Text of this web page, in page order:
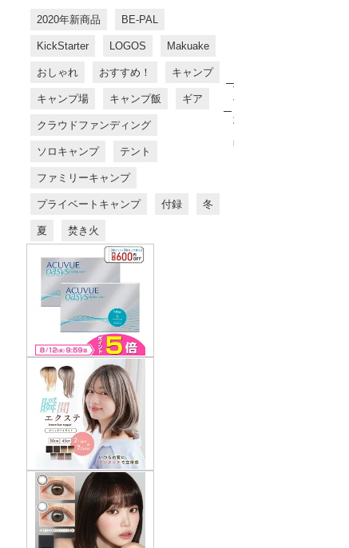
2020年新商品 BE-PAL
KickStarter LOGOS Makuake
おしゃれ おすすめ！ キャンプ
キャンプ場 キャンプ飯 ギア
クラウドファンディング
ソロキャンプ テント
ファミリーキャンプ
プライベートキャンプ 付録 冬
夏 焚き火
す
す
め
商
品